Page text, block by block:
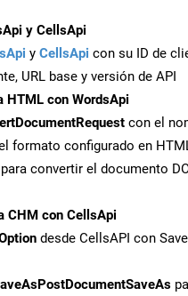
y CellsApi
y CellsApi con su ID de
URL base y versión de API
HTML con WordsApi
con el
formato configurado en
convertir el documento
CHM con CellsApi
desde CellsAPI con